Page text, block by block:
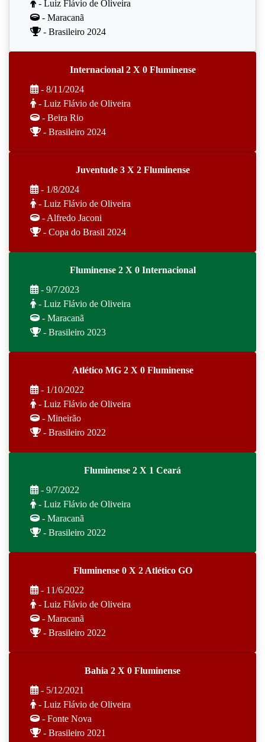
- Luiz Flávio de Oliveira
- Maracanã
- Brasileiro 2024
Internacional 2 X 0 Fluminense
- 8/11/2024
- Luiz Flávio de Oliveira
- Beira Rio
- Brasileiro 2024
Juventude 3 X 2 Fluminense
- 1/8/2024
- Luiz Flávio de Oliveira
- Alfredo Jaconi
- Copa do Brasil 2024
Fluminense 2 X 0 Internacional
- 9/7/2023
- Luiz Flávio de Oliveira
- Maracanã
- Brasileiro 2023
Atlético MG 2 X 0 Fluminense
- 1/10/2022
- Luiz Flávio de Oliveira
- Mineirão
- Brasileiro 2022
Fluminense 2 X 1 Ceará
- 9/7/2022
- Luiz Flávio de Oliveira
- Maracanã
- Brasileiro 2022
Fluminense 0 X 2 Atlético GO
- 11/6/2022
- Luiz Flávio de Oliveira
- Maracanã
- Brasileiro 2022
Bahia 2 X 0 Fluminense
- 5/12/2021
- Luiz Flávio de Oliveira
- Fonte Nova
- Brasileiro 2021